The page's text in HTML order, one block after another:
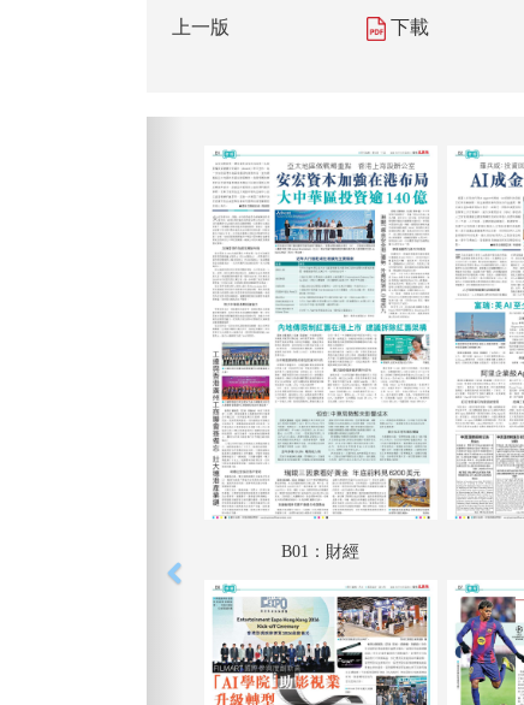
上一版 下載
B01：財經